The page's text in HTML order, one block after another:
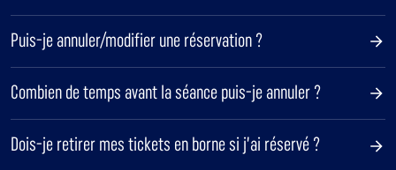
Puis-je annuler/modifier une réservation ?
Combien de temps avant la séance puis-je annuler ?
Dois-je retirer mes tickets en borne si j’ai réservé ?